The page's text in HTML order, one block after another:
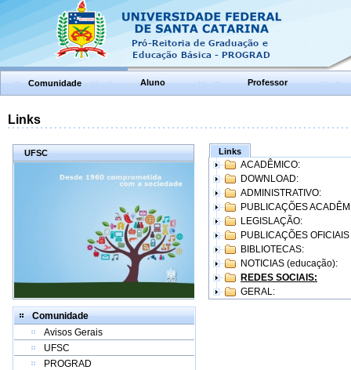
Comunidade Aluno Professor
Links
UFSC
Comunidade
Avisos Gerais
UFSC
PROGRAD
Links
ACADÊMICO:
DOWNLOAD:
ADMINISTRATIVO:
PUBLICAÇÕES
LEGISLAÇÃO:
PUBLICAÇÕES
BIBLIOTECAS:
NOTICIAS (educação):
REDES SOCIAIS:
GERAL: